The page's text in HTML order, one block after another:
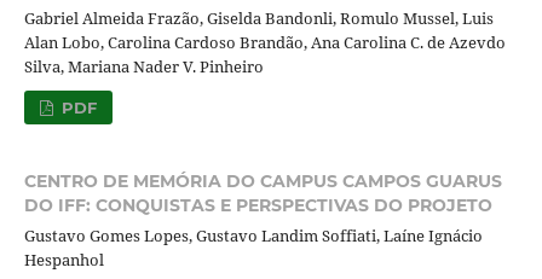
Gabriel Almeida Frazão, Giselda Bandonli, Romulo Mussel, Luis
Alan Lobo, Carolina Cardoso Brandão, Ana Carolina C. de Azevdo
Silva, Mariana Nader V. Pinheiro
PDF
CENTRO DE MEMÓRIA DO CAMPUS CAMPOS GUARUS
DO IFF: CONQUISTAS E PERSPECTIVAS DO PROJETO
Gustavo Gomes Lopes, Gustavo Landim Soffiati, Laíne Ignácio
Hespanhol